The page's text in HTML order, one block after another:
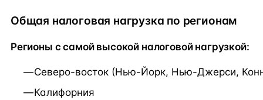
Общая налоговая нагрузка по регионам
Регионы с самой высокой налоговой нагрузкой:
Северо-восток (Нью-Йорк, Нью-Джерси,
Калифорния